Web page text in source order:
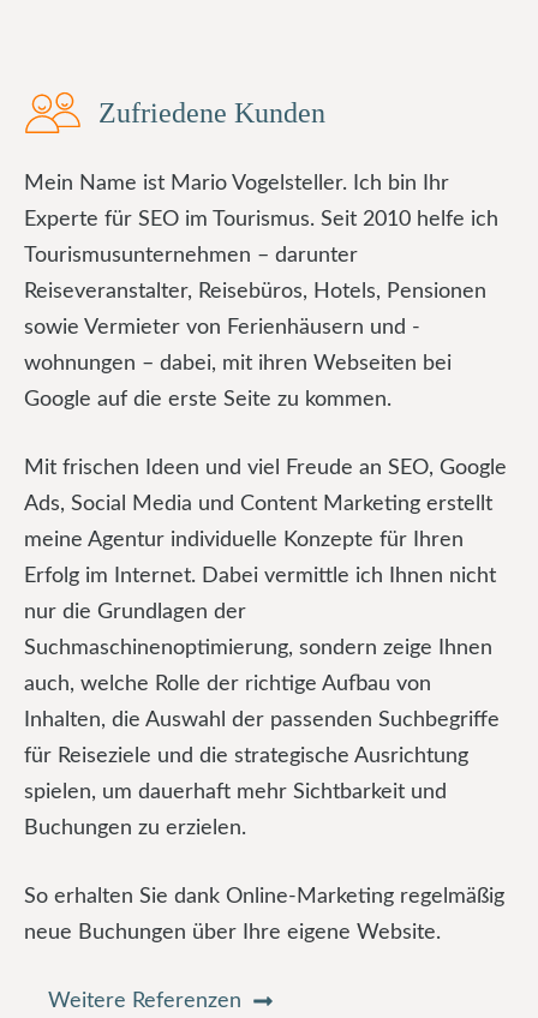
Zufriedene Kunden
Mein Name ist Mario Vogelsteller. Ich bin Ihr
Experte für SEO im Tourismus. Seit 2010 helfe ich
Tourismusunternehmen – darunter
Reiseveranstalter, Reisebüros, Hotels, Pensionen
sowie Vermieter von Ferienhäusern und -
wohnungen – dabei, mit ihren Webseiten bei
Google auf die erste Seite zu kommen.
Mit frischen Ideen und viel Freude an SEO, Google
Ads, Social Media und Content Marketing erstellt
meine Agentur individuelle Konzepte für Ihren
Erfolg im Internet. Dabei vermittle ich Ihnen nicht
nur die Grundlagen der
Suchmaschinenoptimierung, sondern zeige Ihnen
auch, welche Rolle der richtige Aufbau von
Inhalten, die Auswahl der passenden Suchbegriffe
für Reiseziele und die strategische Ausrichtung
spielen, um dauerhaft mehr Sichtbarkeit und
Buchungen zu erzielen.
So erhalten Sie dank Online-Marketing regelmäßig
neue Buchungen über Ihre eigene Website.
Weitere Referenzen